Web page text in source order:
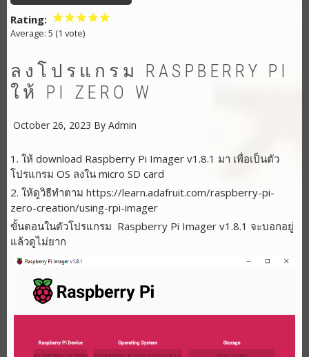
PI
Rating
Average: 5 (1 vote)
ลงโปรแกรม RASPBERRY PI
ให้ PI ZERO W
October 26, 2023 By Admin
1. ให้ download Raspberry Pi Imager v1.8.1 มา เพื่อเป็นตัว
โปรแกรม OS ลงใน micro SD card
2. ให้ดูวิธีทำตาม https://learn.adafruit.com/raspberry-pi-
zero-creation/using-rpi-imager
ขั้นตอนในตัวโปรแกรม Raspberry Pi Imager v1.8.1 จะบอกอยู่
แล้วดูไม่ยาก